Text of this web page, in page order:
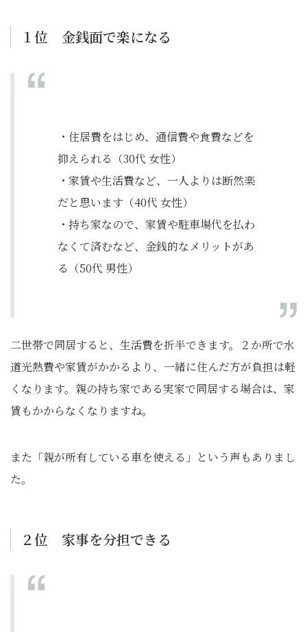
１位 金銭面で楽になる
・住居費をはじめ、通信費や食費などを
抑えられる（30代 女性）
・家賃や生活費など、一人よりは断然楽
だと思います（40代 女性）
・持ち家なので、家賃や駐車場代を払わ
なくて済むなど、金銭的なメリットがあ
る（50代 男性）
二世帯で同居すると、生活費を折半できます。２か所で水
道光熱費や家賃がかかるより、一緒に住んだ方が負担は軽
くなります。親の持ち家である実家で同居する場合は、家
賃もかからなくなりますね。
また「親が所有している車を使える」という声もありまし
た。
２位 家事を分担できる